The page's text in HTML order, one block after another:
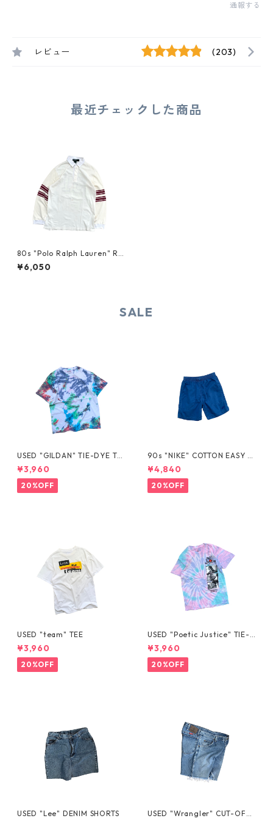
通報する
レビュー (203)
最近チェックした商品
80s "Polo Ralph Lauren" RU
GBY SHIRT
¥6,050
SALE
USED "GILDAN" TIE-DYE TE
E
¥3,960
20%OFF
90s "NIKE" COTTON EASY S
HORTS
¥4,840
20%OFF
USED "team" TEE
¥3,960
20%OFF
USED "Poetic Justice" TIE-D
YE TEE
¥3,960
20%OFF
USED "Lee" DENIM SHORTS
USED "Wrangler" CUT-OFF